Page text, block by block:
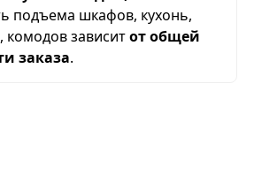
подъема шкафов, кухонь,
комодов зависитот общей
заказа.